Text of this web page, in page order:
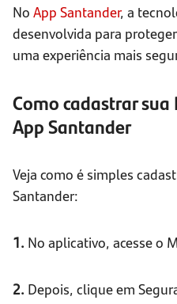
No App Santander, a
desenvolvida para
uma experiência mais
Como cadastrar
App Santander
Veja como é simples
Santander:
1. No aplicativo, acesse o
2. Depois, clique em